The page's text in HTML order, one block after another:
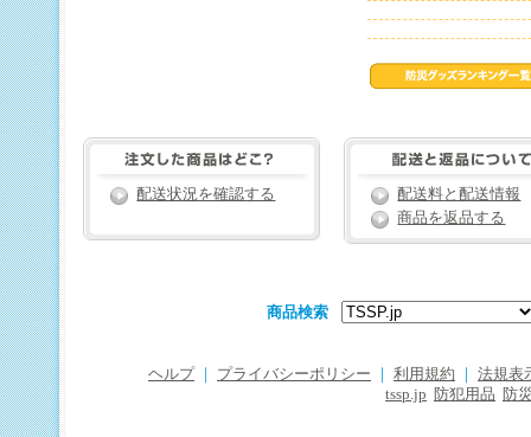
配送状況を確認する
配送料と配送情報
商品を返品する
商品検索
ヘルプ プライバシーポリシー 利用規約
法規表
tssp.jp
防犯用品 防